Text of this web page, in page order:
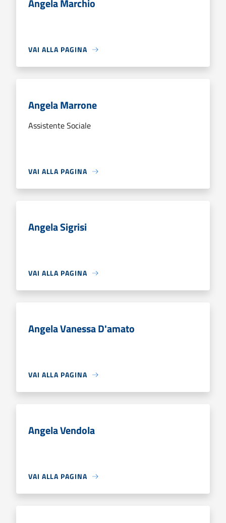
Angela Marchio
VAI ALLA PAGINA
Angela Marrone
Assistente Sociale
VAI ALLA PAGINA
Angela Sigrisi
VAI ALLA PAGINA
Angela Vanessa D'amato
VAI ALLA PAGINA
Angela Vendola
VAI ALLA PAGINA